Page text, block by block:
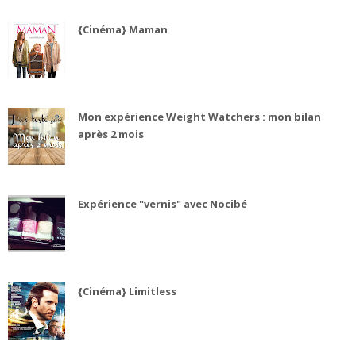
{Cinéma} Maman
Mon expérience Weight Watchers : mon bilan
après 2 mois
Expérience "vernis" avec Nocibé
{Cinéma} Limitless